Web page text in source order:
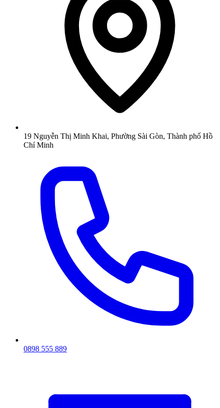
19 Nguyễn Thị Minh Khai, Phường Sài Gòn, Thành phố Hồ
Chí Minh
0898 555 889